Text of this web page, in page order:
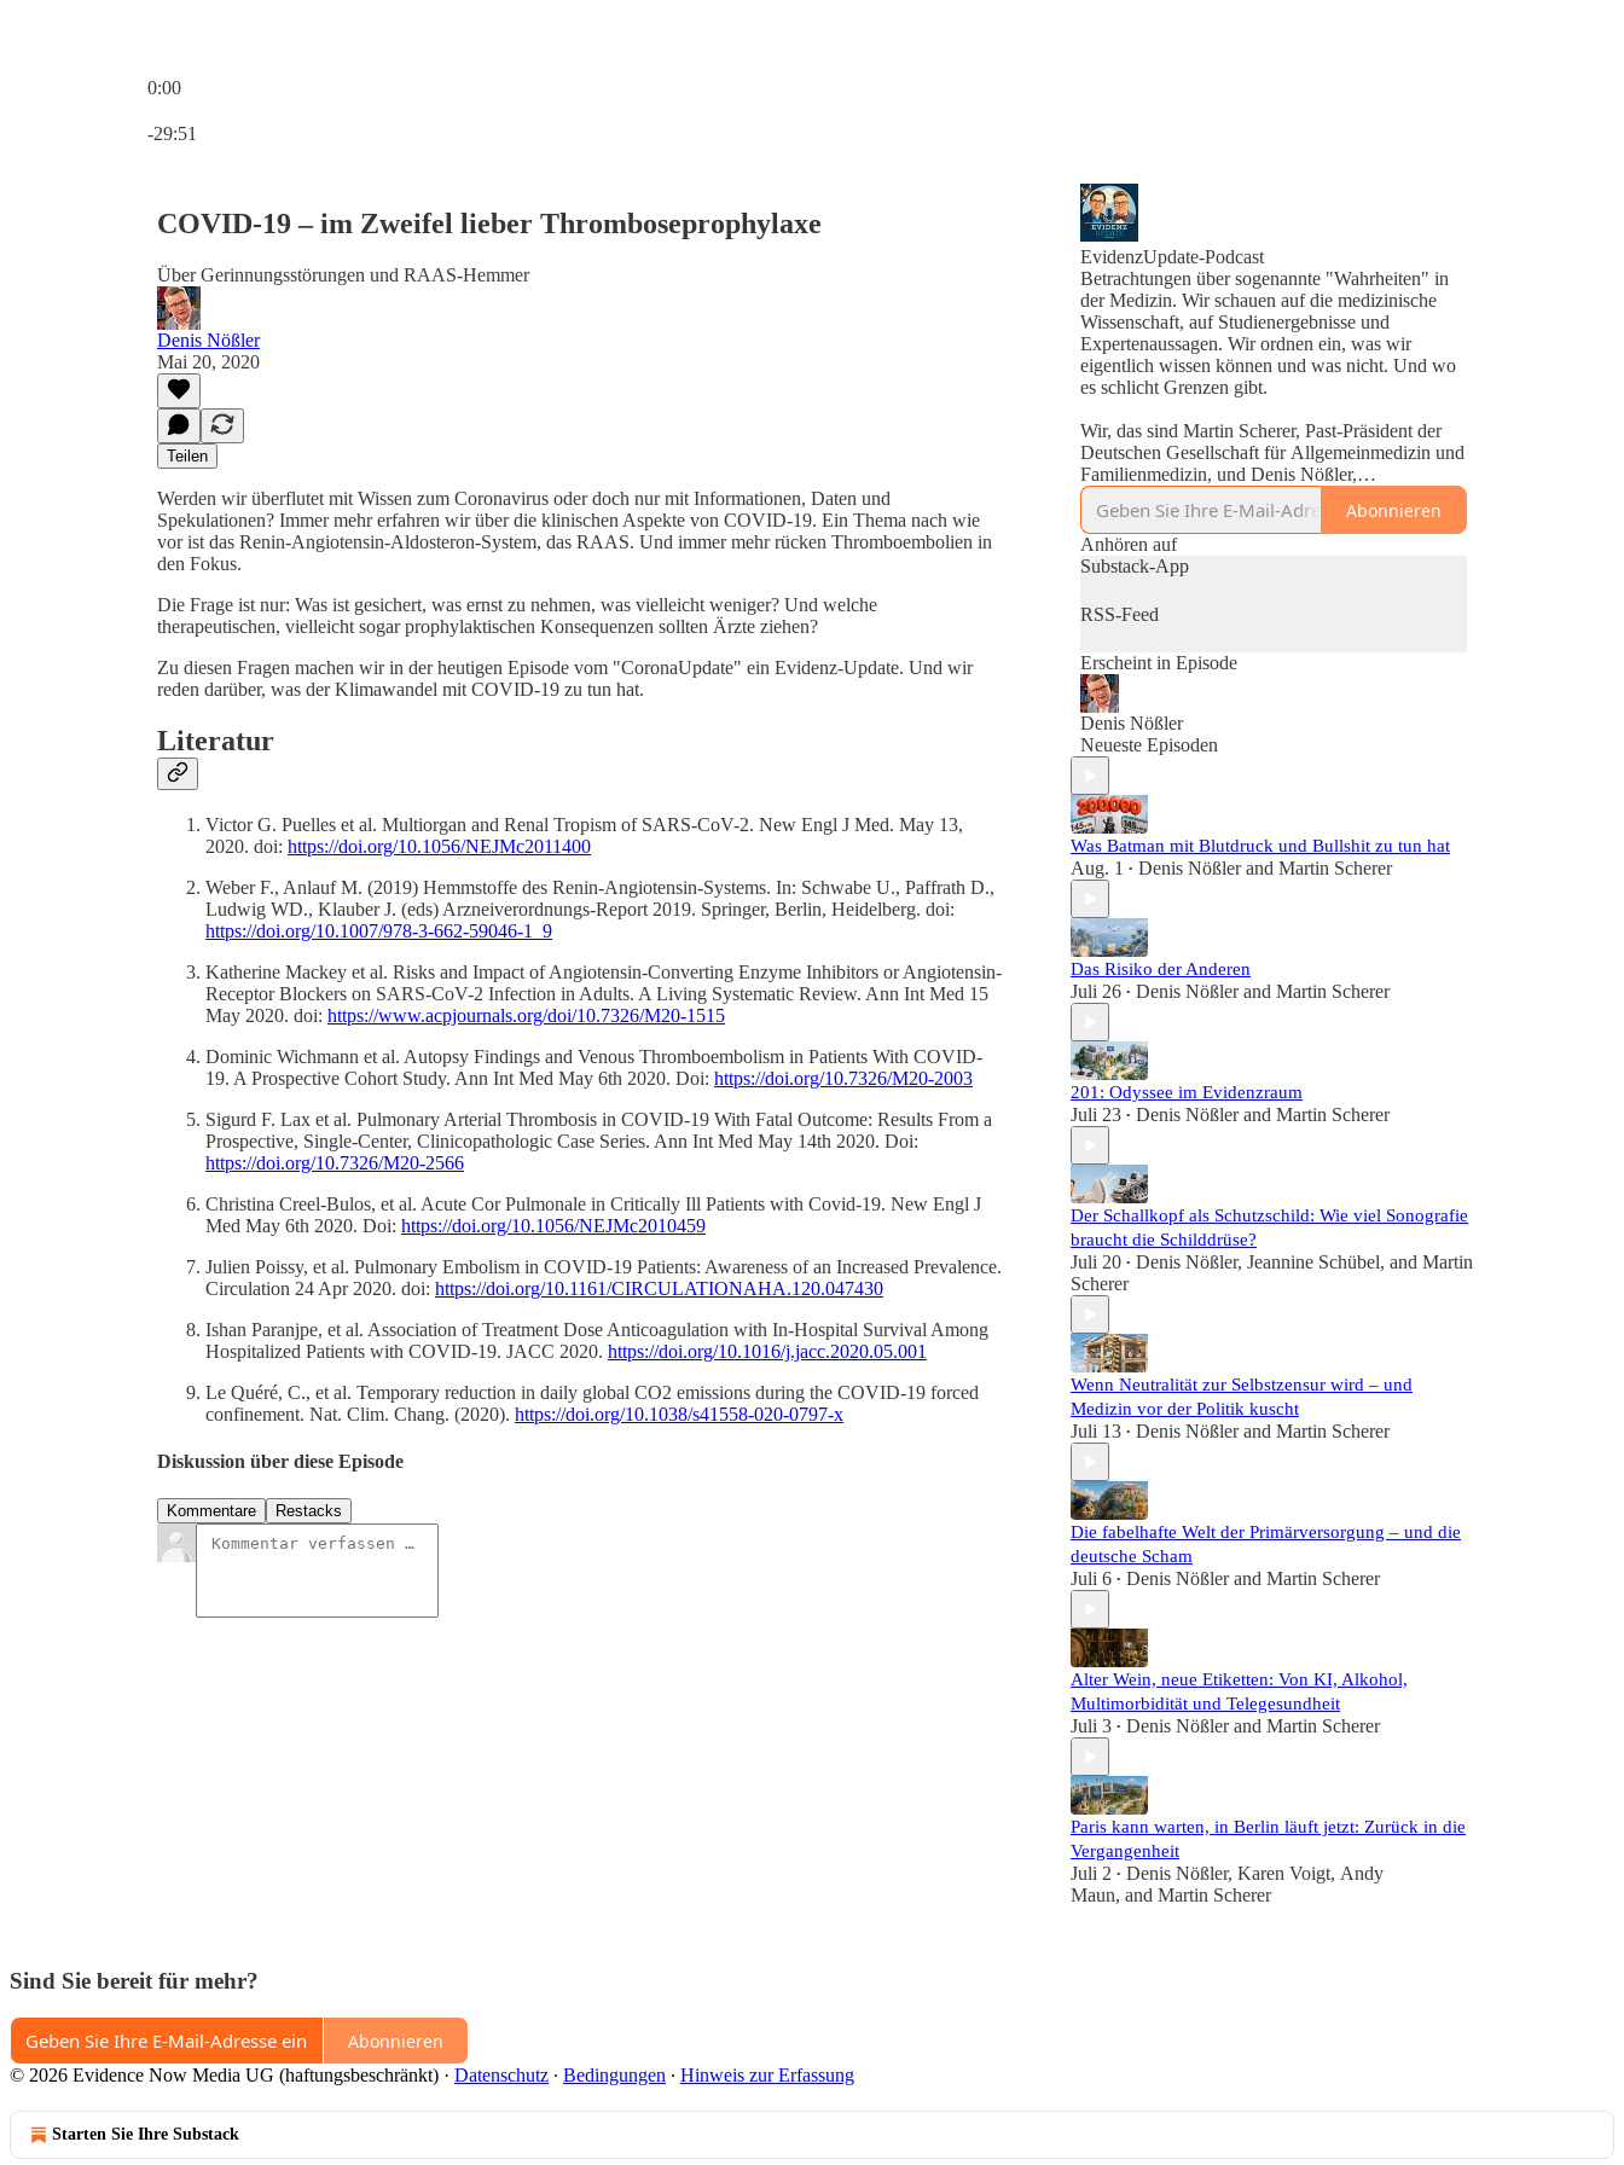
0:00
-29:51
COVID-19 – im Zweifel lieber Thromboseprophylaxe
Über Gerinnungsstörungen und RAAS-Hemmer
Denis Nößler
Mai 20, 2020
Teilen
Werden wir überflutet mit Wissen zum Coronavirus oder doch nur mit Informationen, Daten und
Spekulationen? Immer mehr erfahren wir über die klinischen Aspekte von COVID-19. Ein Thema nach wie
vor ist das Renin-Angiotensin-Aldosteron-System, das RAAS. Und immer mehr rücken Thromboembolien in
den Fokus.
Die Frage ist nur: Was ist gesichert, was ernst zu nehmen, was vielleicht weniger? Und welche
therapeutischen, vielleicht sogar prophylaktischen Konsequenzen sollten Ärzte ziehen?
Zu diesen Fragen machen wir in der heutigen Episode vom "CoronaUpdate" ein Evidenz-Update. Und wir
reden darüber, was der Klimawandel mit COVID-19 zu tun hat.
Literatur
Victor G. Puelles et al. Multiorgan and Renal Tropism of SARS-CoV-2. New Engl J Med. May 13,
2020. doi: https://doi.org/10.1056/NEJMc2011400
Weber F., Anlauf M. (2019) Hemmstoffe des Renin-Angiotensin-Systems. In: Schwabe U., Paffrath D.,
Ludwig WD., Klauber J. (eds) Arzneiverordnungs-Report 2019. Springer, Berlin, Heidelberg. doi:
https://doi.org/10.1007/978-3-662-59046-1_9
Katherine Mackey et al. Risks and Impact of Angiotensin-Converting Enzyme Inhibitors or Angiotensin-
Receptor Blockers on SARS-CoV-2 Infection in Adults. A Living Systematic Review. Ann Int Med 15
May 2020. doi: https://www.acpjournals.org/doi/10.7326/M20-1515
Dominic Wichmann et al. Autopsy Findings and Venous Thromboembolism in Patients With COVID-
19. A Prospective Cohort Study. Ann Int Med May 6th 2020. Doi: https://doi.org/10.7326/M20-2003
Sigurd F. Lax et al. Pulmonary Arterial Thrombosis in COVID-19 With Fatal Outcome: Results From a
Prospective, Single-Center, Clinicopathologic Case Series. Ann Int Med May 14th 2020. Doi:
https://doi.org/10.7326/M20-2566
Christina Creel-Bulos, et al. Acute Cor Pulmonale in Critically Ill Patients with Covid-19. New Engl J
Med May 6th 2020. Doi: https://doi.org/10.1056/NEJMc2010459
Julien Poissy, et al. Pulmonary Embolism in COVID-19 Patients: Awareness of an Increased Prevalence.
Circulation 24 Apr 2020. doi: https://doi.org/10.1161/CIRCULATIONAHA.120.047430
Ishan Paranjpe, et al. Association of Treatment Dose Anticoagulation with In-Hospital Survival Among
Hospitalized Patients with COVID-19. JACC 2020. https://doi.org/10.1016/j.jacc.2020.05.001
Le Quéré, C., et al. Temporary reduction in daily global CO2 emissions during the COVID-19 forced
confinement. Nat. Clim. Chang. (2020). https://doi.org/10.1038/s41558-020-0797-x
Diskussion über diese Episode
Kommentare Restacks
EvidenzUpdate-Podcast
Betrachtungen über sogenannte "Wahrheiten" in
der Medizin. Wir schauen auf die medizinische
Wissenschaft, auf Studienergebnisse und
Expertenaussagen. Wir ordnen ein, was wir
eigentlich wissen können und was nicht. Und wo
es schlicht Grenzen gibt.
Wir, das sind Martin Scherer, Past-Präsident der
Deutschen Gesellschaft für Allgemeinmedizin und
Familienmedizin, und Denis Nößler,
Medizinjournalist.
Abonnieren
Anhören auf
Substack-App
RSS-Feed
Erscheint in Episode
Denis Nößler
Neueste Episoden
Was Batman mit Blutdruck und Bullshit zu tun hat
Aug. 1 • Denis Nößlerand Martin Scherer
Das Risiko der Anderen
Juli 26 • Denis Nößlerand Martin Scherer
201: Odyssee im Evidenzraum
Juli 23 • Denis Nößlerand Martin Scherer
Der Schallkopf als Schutzschild: Wie viel Sonografie
braucht die Schilddrüse?
Juli 20 • Denis Nößler, Jeannine Schübel, and Martin
Scherer
Wenn Neutralität zur Selbstzensur wird – und
Medizin vor der Politik kuscht
Juli 13 • Denis Nößlerand Martin Scherer
Die fabelhafte Welt der Primärversorgung – und die
deutsche Scham
Juli 6 • Denis Nößlerand Martin Scherer
Alter Wein, neue Etiketten: Von KI, Alkohol,
Multimorbidität und Telegesundheit
Juli 3 • Denis Nößlerand Martin Scherer
Paris kann warten, in Berlin läuft jetzt: Zurück in die
Vergangenheit
Juli 2 • Denis Nößler, Karen Voigt, Andy
Maun, and Martin Scherer
Sind Sie bereit für mehr?
Abonnieren
© 2026 Evidence Now Media UG (haftungsbeschränkt) · Datenschutz ∙ Bedingungen ∙ Hinweis zur Erfassung
Starten Sie Ihre Substack